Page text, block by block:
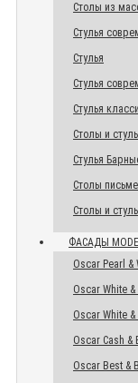
Столы из
Стулья
Стулья
Стулья
Стулья
Столы и
Стулья
Столы
Столы и
ФАСАДЫ
Oscar Pearl &
Oscar White &
Oscar White
Oscar Cash &
Oscar Best &